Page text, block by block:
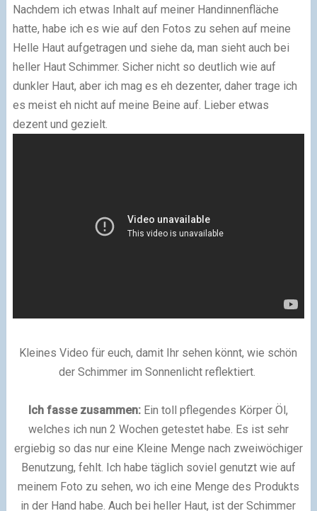
Nachdem ich etwas Inhalt auf meiner Handinnenfläche
hatte, habe ich es wie auf den Fotos zu sehen auf meine
Helle Haut aufgetragen und siehe da, man sieht auch bei
heller Haut Schimmer. Sicher nicht so deutlich wie auf
dunkler Haut, aber ich mag es eh dezenter, daher trage ich
es meist eh nicht auf meine Beine auf. Lieber etwas
dezent und gezielt.
Kleines Video für euch, damit Ihr sehen könnt, wie schön
der Schimmer im Sonnenlicht reflektiert.
Ich fasse zusammen: Ein toll pflegendes Körper Öl,
welches ich nun 2 Wochen getestet habe. Es ist sehr
ergiebig so das nur eine Kleine Menge nach zweiwöchiger
Benutzung, fehlt. Ich habe täglich soviel genutzt wie auf
meinem Foto zu sehen, wo ich eine Menge des Produkts
in der Hand habe. Auch bei heller Haut, ist der Schimmer